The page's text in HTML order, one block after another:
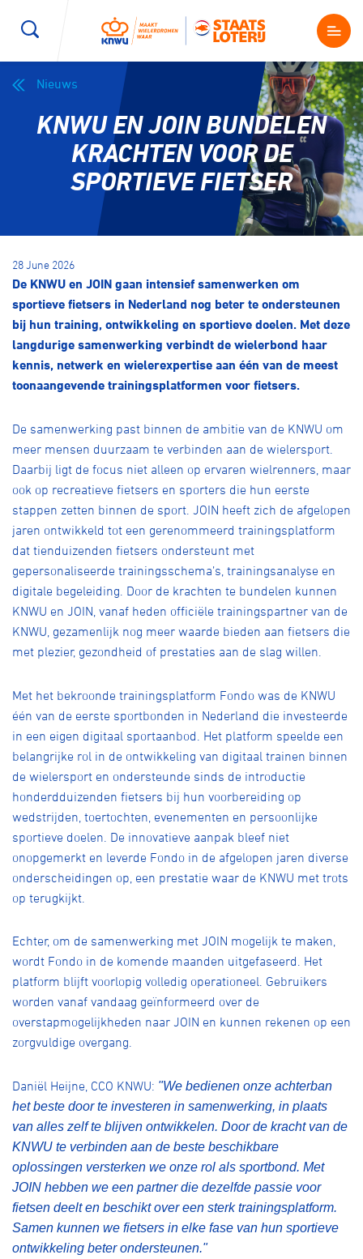
Kenniscentrum
Magazine
Shop
Producten en diensten
Contact
Over ons
Nieuws
KNWU EN JOIN BUNDELEN
KRACHTEN VOOR DE
SPORTIEVE FIETSER
28 June 2026
De KNWU en JOIN gaan intensief samenwerken om
sportieve fietsers in Nederland nog beter te ondersteunen
bij hun training, ontwikkeling en sportieve doelen. Met deze
langdurige samenwerking verbindt de wielerbond haar
kennis, netwerk en wielerexpertise aan één van de meest
toonaangevende trainingsplatformen voor fietsers.
De samenwerking past binnen de ambitie van de KNWU om
meer mensen duurzaam te verbinden aan de wielersport.
Daarbij ligt de focus niet alleen op ervaren wielrenners, maar
ook op recreatieve fietsers en sporters die hun eerste
stappen zetten binnen de sport. JOIN heeft zich de afgelopen
jaren ontwikkeld tot een gerenommeerd trainingsplatform
dat tienduizenden fietsers ondersteunt met
gepersonaliseerde trainingsschema’s, trainingsanalyse en
digitale begeleiding. Door de krachten te bundelen kunnen
KNWU en JOIN, vanaf heden officiële trainingspartner van de
KNWU, gezamenlijk nog meer waarde bieden aan fietsers die
met plezier, gezondheid of prestaties aan de slag willen.
Met het bekroonde trainingsplatform Fondo was de KNWU
één van de eerste sportbonden in Nederland die investeerde
in een eigen digitaal sportaanbod. Het platform speelde een
belangrijke rol in de ontwikkeling van digitaal trainen binnen
de wielersport en ondersteunde sinds de introductie
honderdduizenden fietsers bij hun voorbereiding op
wedstrijden, toertochten, evenementen en persoonlijke
sportieve doelen. De innovatieve aanpak bleef niet
onopgemerkt en leverde Fondo in de afgelopen jaren diverse
onderscheidingen op, een prestatie waar de KNWU met trots
op terugkijkt.
Echter, om de samenwerking met JOIN mogelijk te maken,
wordt Fondo in de komende maanden uitgefaseerd. Het
platform blijft voorlopig volledig operationeel. Gebruikers
worden vanaf vandaag geïnformeerd over de
overstapmogelijkheden naar JOIN en kunnen rekenen op een
zorgvuldige overgang.
Daniël Heijne, CCO KNWU: "We bedienen onze achterban
het beste door te investeren in samenwerking, in plaats
van alles zelf te blijven ontwikkelen. Door de kracht van de
KNWU te verbinden aan de beste beschikbare
oplossingen versterken we onze rol als sportbond. Met
JOIN hebben we een partner die dezelfde passie voor
fietsen deelt en beschikt over een sterk trainingsplatform.
Samen kunnen we fietsers in elke fase van hun sportieve
ontwikkeling beter ondersteunen."
Wegwielrennen Mountainbiken
E-Racing
Kunstwielrijden ID-Cycling
BMX freestyle Gravel
Veldrijden Biketrial